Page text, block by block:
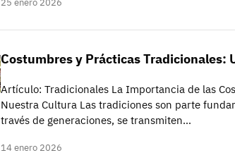
25 enero 2026
Costumbres y Prácticas Tradicionales:
Artículo: Tradicionales La Importancia de las
Nuestra Cultura Las tradiciones son parte
través de generaciones, se transmiten…
14 enero 2026